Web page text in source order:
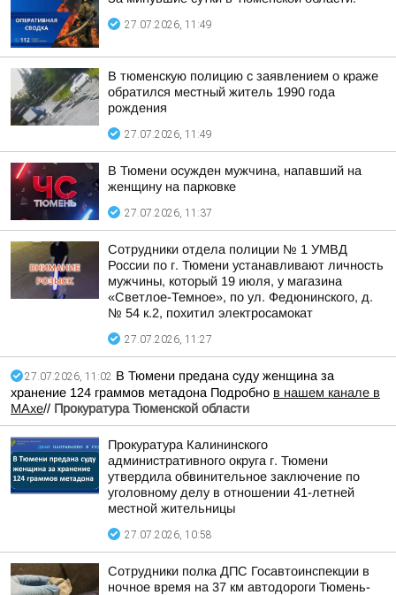
27.07.2026, 11:49
В тюменскую полицию с заявлением о краже
обратился местный житель 1990 года
рождения
27.07.2026, 11:49
В Тюмени осужден мужчина, напавший на
женщину на парковке
27.07.2026, 11:37
Сотрудники отдела полиции № 1 УМВД
России по г. Тюмени устанавливают личность
мужчины, который 19 июля, у магазина
«Светлое-Темное», по ул. Федюнинского, д.
№ 54 к.2, похитил электросамокат
27.07.2026, 11:27
27.07.2026, 11:02 В Тюмени предана суду женщина за
хранение 124 граммов метадона Подробно в нашем канале в
МАхе// Прокуратура Тюменской области
Прокуратура Калининского
административного округа г. Тюмени
утвердила обвинительное заключение по
уголовному делу в отношении 41-летней
местной жительницы
27.07.2026, 10:58
Сотрудники полка ДПС Госавтоинспекции в
ночное время на 37 км автодороги Тюмень-